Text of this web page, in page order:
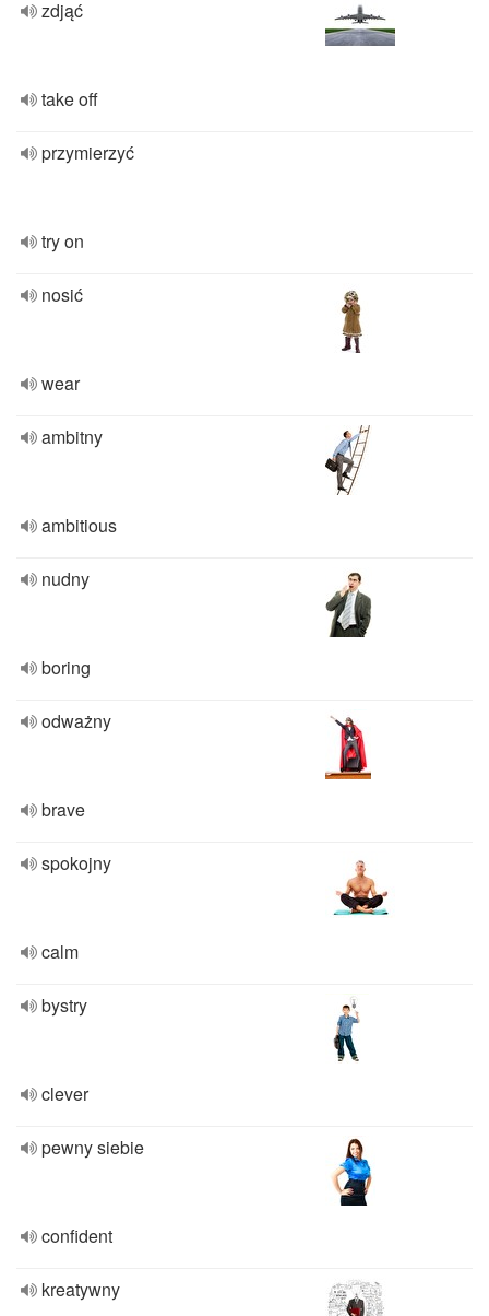
zdjąć
take off
przymierzyć
try on
nosić
wear
ambitny
ambitious
nudny
boring
odważny
brave
spokojny
calm
bystry
clever
pewny siebie
confident
kreatywny